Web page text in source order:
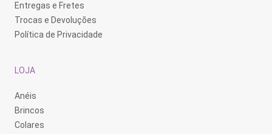
Entregas e Fretes
Trocas e Devoluções
Política de Privacidade
LOJA
Anéis
Brincos
Colares